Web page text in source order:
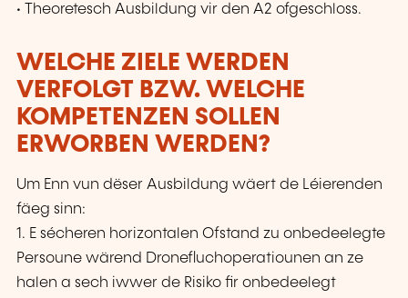
• Theoretesch Ausbildung vir den A2 ofgeschloss.
WELCHE ZIELE WERDEN
VERFOLGT BZW. WELCHE
KOMPETENZEN SOLLEN
ERWORBEN WERDEN?
Um Enn vun dëser Ausbildung wäert de Léierenden
fäeg sinn:
1. E sécheren horizontalen Ofstand zu onbedeelegte
Persoune wärend Dronefluchoperatiounen an ze
halen a sech iwwer de Risiko fir onbedeelegt